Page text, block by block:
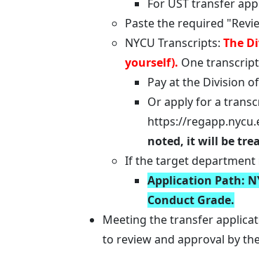
For UST transfer
Paste the required
NYCU Transcripts: The
yourself). One
Pay at the Division
Or apply for a
https://
noted, it will be
If the target department
Application Path:
Conduct Grade.
Meeting the transfer
to review and approval by